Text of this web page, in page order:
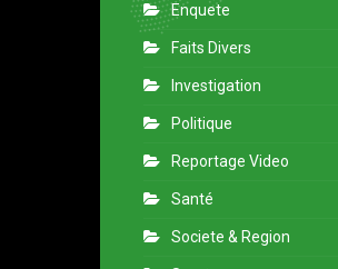
Enquete
Faits Divers
Investigation
Politique
Reportage Video
Santé
Societe & Region